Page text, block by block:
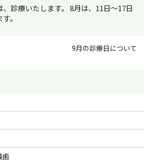
、診療いたします。 8月は、11日～17日
。
9月の診療日について
歯